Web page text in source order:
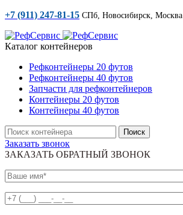
+7 (911) 247-81-15 СПб, Новосибирск, Москва
Каталог контейнеров
Рефконтейнеры 20 футов
Рефконтейнеры 40 футов
Запчасти для рефконтейнеров
Контейнеры 20 футов
Контейнеры 40 футов
Поиск
Заказать звонок
ЗАКАЗАТЬ ОБРАТНЫЙ ЗВОНОК